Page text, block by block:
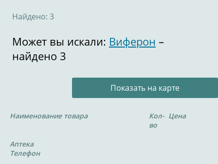
Найдено: 3
Может вы искали: Виферон –
найдено 3
Показать на карте
Наименование товара
Кол-
во
Цена
Аптека
Телефон